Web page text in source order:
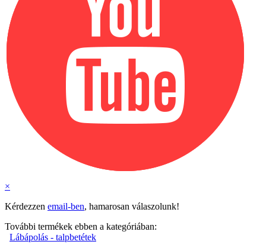
×
Kérdezzen email-ben, hamarosan válaszolunk!
További termékek ebben a kategóriában:
Lábápolás - talpbetétek